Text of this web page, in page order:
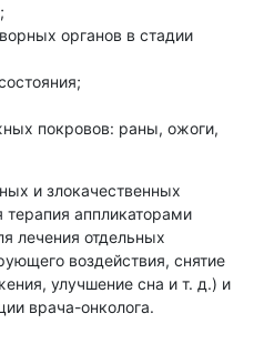
органов в стадии
покровов: раны, ожоги,
и злокачественных
терапия аппликаторами
лечения отдельных
воздействия, снятие
улучшение сна и т. д.) и
врача-онколога.